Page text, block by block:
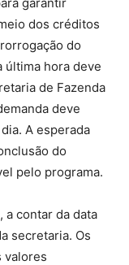
dos créditos
do
última hora deve
de Fazenda
deve
A esperada
do
pelo programa.
a contar da data
secretaria. Os
valores